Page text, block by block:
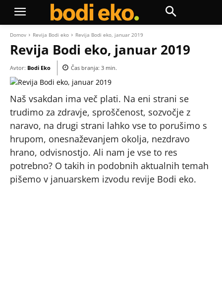
Domov Revija Bodi eko Revija Bodi eko, januar 2019
Revija Bodi eko, januar 2019
Avtor: Bodi Eko Čas branja: 3 min.
Naš vsakdan ima več plati. Na eni strani se
trudimo za zdravje, sproščenost, sozvočje z
naravo, na drugi strani lahko vse to porušimo s
hrupom, onesnaževanjem okolja, nezdravo
hrano, odvisnostjo. Ali nam je vse to res
potrebno? O takih in podobnih aktualnih temah
pišemo v januarskem izvodu revije Bodi eko.